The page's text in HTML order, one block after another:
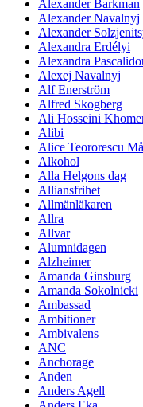
Alexander Barkman
Alexander Navalnyj
Alexander
Alexandra Erdélyi
Alexandra
Alexej Navalnyj
Alf Enerström
Alfred Skogberg
Ali Hosseini
Alibi
Alice Teororescu
Alkohol
Alla Helgons dag
Alliansfrihet
Allmänläkaren
Allra
Allvar
Alumnidagen
Alzheimer
Amanda Ginsburg
Amanda Sokolnicki
Ambassad
Ambitioner
Ambivalens
ANC
Anchorage
Anden
Anders Agell